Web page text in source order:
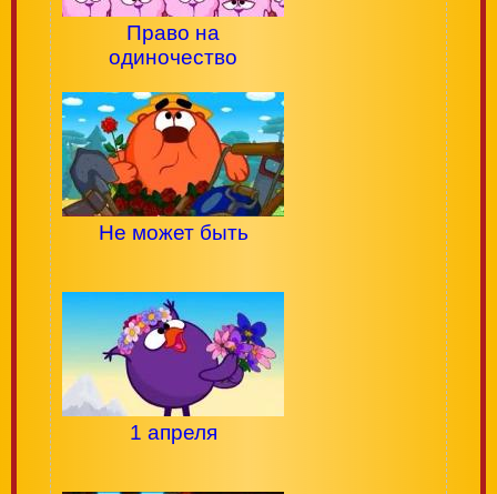
Право на
одиночество
Не может быть
1 апреля